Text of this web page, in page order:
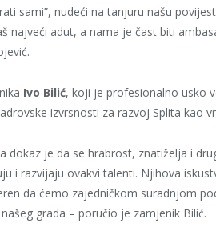
sami”, nudeći na tanjuru našu
najveći adut, a nama je čast biti
Ivo Bilić, koji je profesionalno usko
izvrsnosti za razvoj Splita kao
dokaz je da se hrabrost, znatiželja i
i razvijaju ovakvi talenti. Njihova
da ćemo zajedničkom suradnjom
grada – poručio je zamjenik Bilić.